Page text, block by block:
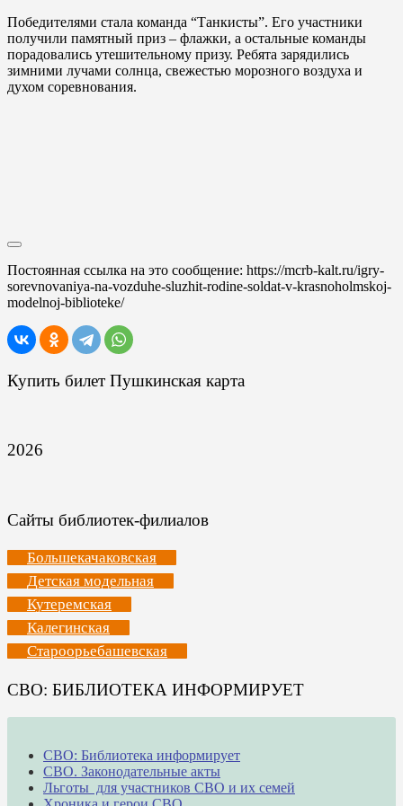
Победителями стала команда “Танкисты”. Его участники
получили памятный приз – флажки, а остальные команды
порадовались утешительному призу. Ребята зарядились
зимними лучами солнца, свежестью морозного воздуха и
духом соревнования.
Постоянная ссылка на это сообщение: https://mcrb-kalt.ru/igry-
sorevnovaniya-na-vozduhe-sluzhit-rodine-soldat-v-krasnoholmskoj-
modelnoj-biblioteke/
Купить билет Пушкинская карта
2026
Сайты библиотек-филиалов
Большекачаковская
Детская модельная
Кутеремская
Калегинская
Староорьебашевская
СВО: БИБЛИОТЕКА ИНФОРМИРУЕТ
СВО: Библиотека информирует
СВО. Законодательные акты
Льготы для участников СВО и их семей